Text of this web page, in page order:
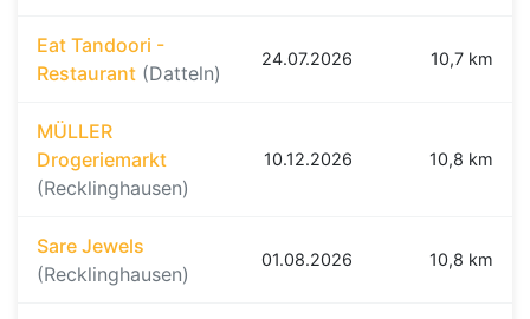
Eat Tandoori -
Restaurant (Datteln)
24.07.2026 10,7 km
MÜLLER
Drogeriemarkt
(Recklinghausen)
10.12.2026 10,8 km
Sare Jewels
(Recklinghausen)
01.08.2026 10,8 km